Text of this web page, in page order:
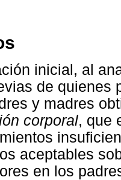
inicial, al
de quienes
y madres
corporal, que
aceptables
en los